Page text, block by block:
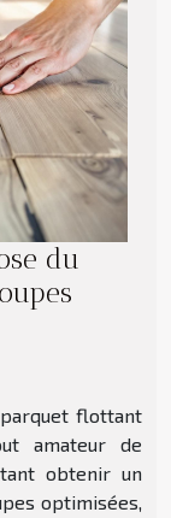
du
flottant
amateur de
obtenir un
optimisées,